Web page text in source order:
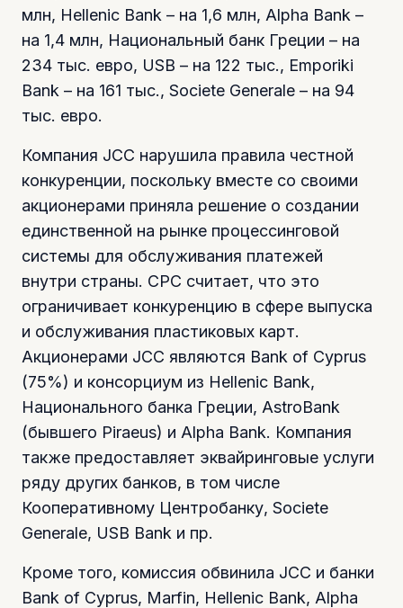
млн, Hellenic Bank – на 1,6 млн, Alpha Bank –
на 1,4 млн, Национальный банк Греции – на
234 тыс. евро, USB – на 122 тыс., Emporiki
Bank – на 161 тыс., Societe Generale – на 94
тыс. евро.
Компания JCC нарушила правила честной
конкуренции, поскольку вместе со своими
акционерами приняла решение о создании
единственной на рынке процессинговой
системы для обслуживания платежей
внутри страны. СРС считает, что это
ограничивает конкуренцию в сфере выпуска
и обслуживания пластиковых карт.
Акционерами JCC являются Bank of Cyprus
(75%) и консорциум из Hellenic Bank,
Национального банка Греции, AstroBank
(бывшего Piraeus) и Alpha Bank. Компания
также предоставляет эквайринговые услуги
ряду других банков, в том числе
Кооперативному Центробанку, Societe
Generale, USB Bank и пр.
Кроме того, комиссия обвинила JCC и банки
Bank of Cyprus, Marfin, Hellenic Bank, Alpha